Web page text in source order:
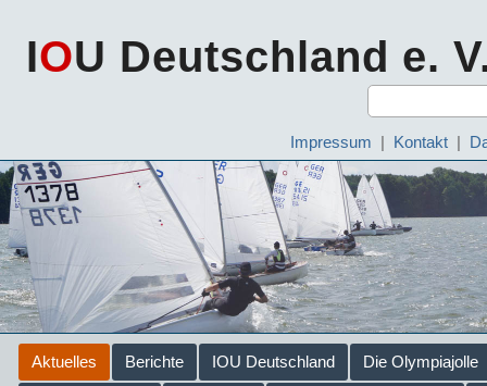
IOU Deutschland e.
Impressum | Kontakt |
Aktuelles Berichte IOU Deutschland Die Olympiajolle